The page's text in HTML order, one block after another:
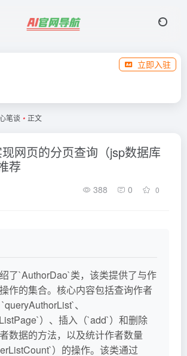
立即入驻
笔谈 • 正文
网页的分页查询（jsp数据库
荐
388 0 0
了`AuthorDao`类，该类提供了与作
作的集合。核心内容包括查询作者
`queryAuthorList`、
）、插入（`add`）和删除
者数据的方法，以及统计作者数量
）的操作。该类通过